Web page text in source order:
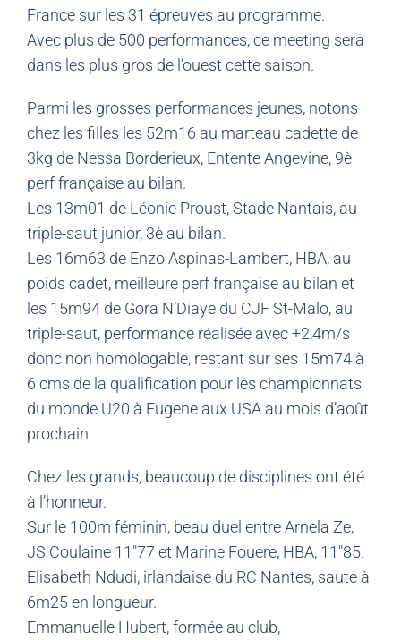
France sur les 31 épreuves au programme.
Avec plus de 500 performances, ce meeting sera
dans les plus gros de l’ouest cette saison.
Parmi les grosses performances jeunes, notons
chez les filles les 52m16 au marteau cadette de
3kg de Nessa Borderieux, Entente Angevine, 9è
perf française au bilan.
Les 13m01 de Léonie Proust, Stade Nantais, au
triple-saut junior, 3è au bilan.
Les 16m63 de Enzo Aspinas-Lambert, HBA, au
poids cadet, meilleure perf française au bilan et
les 15m94 de Gora N’Diaye du CJF St-Malo, au
triple-saut, performance réalisée avec +2,4m/s
donc non homologable, restant sur ses 15m74 à
6 cms de la qualification pour les championnats
du monde U20 à Eugene aux USA au mois d’août
prochain.
Chez les grands, beaucoup de disciplines ont été
à l’honneur.
Sur le 100m féminin, beau duel entre Arnela Ze,
JS Coulaine 11″77 et Marine Fouere, HBA, 11″85.
Elisabeth Ndudi, irlandaise du RC Nantes, saute à
6m25 en longueur.
Emmanuelle Hubert, formée au club,